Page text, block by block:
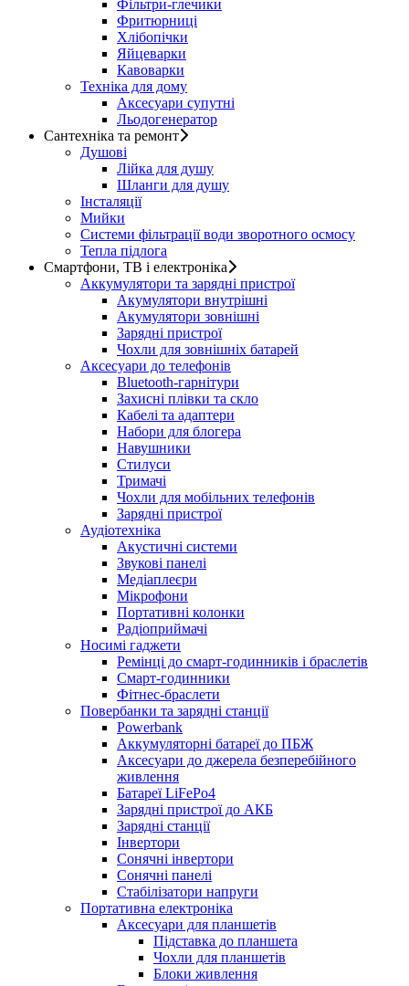
Фільтри-глечики
Фритюрниці
Хлібопічки
Яйцеварки
Кавоварки
Техніка для дому
Аксесуари супутні
Льодогенератор
Сантехніка та ремонт
Душові
Лійка для душу
Шланги для душу
Інсталяції
Мийки
Системи фільтрації води зворотного осмосу
Тепла підлога
Смартфони, ТВ і електроніка
Аккумулятори та зарядні пристрої
Акумулятори внутрішні
Акумулятори зовнішні
Зарядні пристрої
Чохли для зовнішніх батарей
Аксесуари до телефонів
Bluetooth-гарнітури
Захисні плівки та скло
Кабелі та адаптери
Набори для блогера
Навушники
Стилуси
Тримачі
Чохли для мобільних телефонів
Зарядні пристрої
Аудіотехніка
Акустичні системи
Звукові панелі
Медіаплеєри
Мікрофони
Портативні колонки
Радіоприймачі
Носимі гаджети
Ремінці до смарт-годинників і браслетів
Смарт-годинники
Фітнес-браслети
Повербанки та зарядні станції
Powerbank
Аккумуляторні батареї до ПБЖ
Аксесуари до джерела безперебійного
живлення
Батареї LiFePo4
Зарядні пристрої до АКБ
Зарядні станції
Інвертори
Сонячні інвертори
Сонячні панелі
Стабілізатори напруги
Портативна електроніка
Аксесуари для планшетів
Підставка до планшета
Чохли для планшетів
Блоки живлення